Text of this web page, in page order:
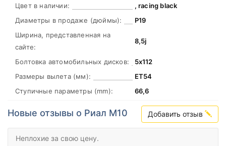
Цвет в наличии:
, racing black
Диаметры в продаже (дюймы):
Р19
Ширина, представленная на
сайте:
8,5j
Болтовка автомобильных дисков:
5х112
Размеры вылета (мм):
ЕТ54
Ступичные параметры (mm):
66,6
Новые отзывы о Риал M10 Добавить отзыв
Неплохие за свою цену.